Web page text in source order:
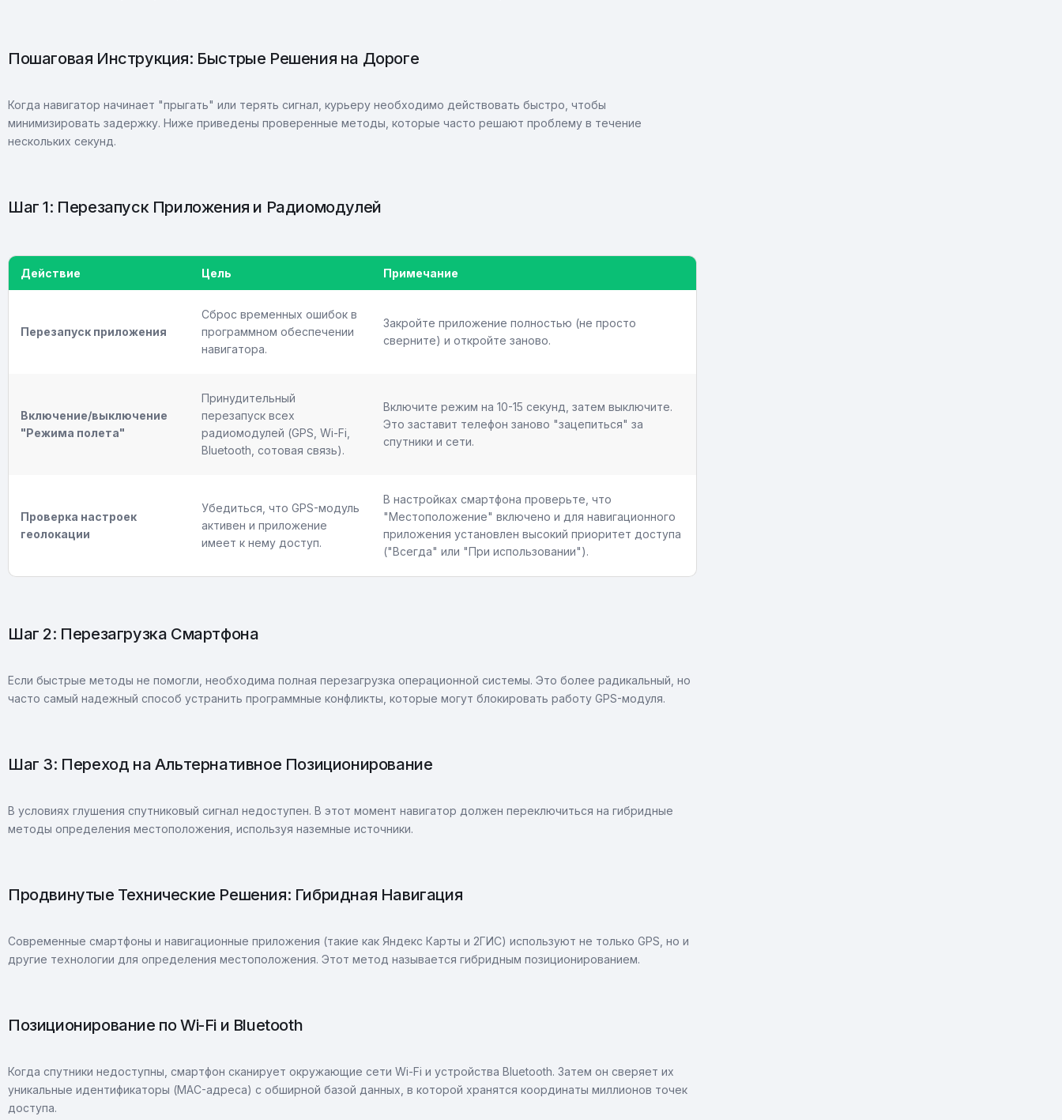
Пошаговая Инструкция: Быстрые Решения на Дороге
Когда навигатор начинает "прыгать" или терять сигнал, курьеру необходимо действовать быстро, чтобы
минимизировать задержку. Ниже приведены проверенные методы, которые часто решают проблему в течение
нескольких секунд.
Шаг 1: Перезапуск Приложения и Радиомодулей
Действие Цель Примечание
Перезапуск приложения
Сброс временных ошибок в
программном обеспечении
навигатора.
Закройте приложение полностью (не просто
сверните) и откройте заново.
Включение/выключение
"Режима полета"
Принудительный
перезапуск всех
радиомодулей (GPS, Wi-Fi,
Bluetooth, сотовая связь).
Включите режим на 10-15 секунд, затем выключите.
Это заставит телефон заново "зацепиться" за
спутники и сети.
Проверка настроек
геолокации
Убедиться, что GPS-модуль
активен и приложение
имеет к нему доступ.
В настройках смартфона проверьте, что
"Местоположение" включено и для навигационного
приложения установлен высокий приоритет доступа
("Всегда" или "При использовании").
Шаг 2: Перезагрузка Смартфона
Если быстрые методы не помогли, необходима полная перезагрузка операционной системы. Это более радикальный, но
часто самый надежный способ устранить программные конфликты, которые могут блокировать работу GPS-модуля.
Шаг 3: Переход на Альтернативное Позиционирование
В условиях глушения спутниковый сигнал недоступен. В этот момент навигатор должен переключиться на гибридные
методы определения местоположения, используя наземные источники.
Продвинутые Технические Решения: Гибридная Навигация
Современные смартфоны и навигационные приложения (такие как Яндекс Карты и 2ГИС) используют не только GPS, но и
другие технологии для определения местоположения. Этот метод называется гибридным позиционированием.
Позиционирование по Wi-Fi и Bluetooth
Когда спутники недоступны, смартфон сканирует окружающие сети Wi-Fi и устройства Bluetooth. Затем он сверяет их
уникальные идентификаторы (MAC-адреса) с обширной базой данных, в которой хранятся координаты миллионов точек
доступа.